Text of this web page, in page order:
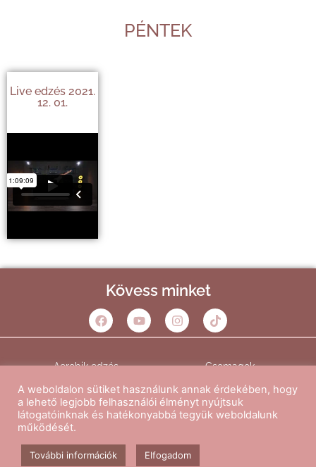
PÉNTEK
Live edzés 2021.
12. 01.
Kövess minket
Aerobik edzés Csomagok
Kapcsolat Blog
A weboldalon sütiket használunk annak érdekében, hogy
a lehető legjobb felhasználói élményt nyújtsuk
látogatóinknak és hatékonyabbá tegyük weboldalunk
működését.
További információk Elfogadom